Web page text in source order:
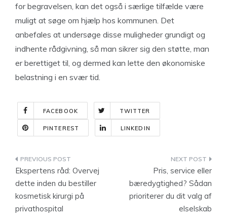
for begravelsen, kan det også i særlige tilfælde være
muligt at søge om hjælp hos kommunen. Det
anbefales at undersøge disse muligheder grundigt og
indhente rådgivning, så man sikrer sig den støtte, man
er berettiget til, og dermed kan lette den økonomiske
belastning i en svær tid.
FACEBOOK TWITTER
PINTEREST LINKEDIN
Indlægsnavigation
Ekspertens råd: Overvej
dette inden du bestiller
kosmetisk kirurgi på
privathospital
Pris, service eller
bæredygtighed? Sådan
prioriterer du dit valg af
elselskab